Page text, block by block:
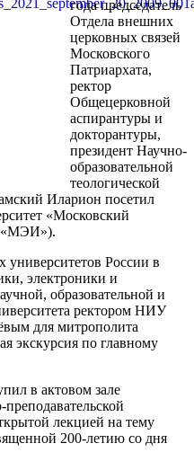
года председатель
Отдела внешних
церковных связей
Московского
Патриархата,
ректор
Общецерковной
аспирантуры и
докторантуры,
президент Научно-
образовательной
теологической
Иларион посетил
«Московский
«МЭИ»).
России в
электроники и
образовательной и
ректором НИУ
для митрополита
экскурсия по главному
в актовом зале
лекцией на тему
200-летию со дня